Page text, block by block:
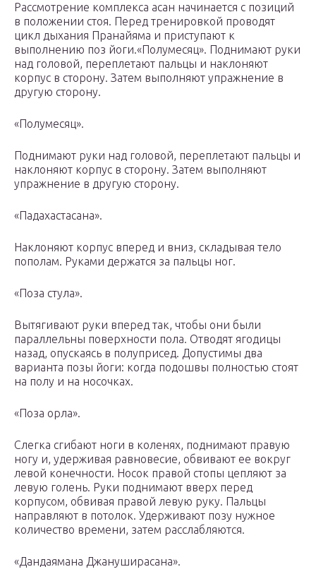
Рассмотрение комплекса асан начинается с позиций
в положении стоя. Перед тренировкой проводят
цикл дыхания Пранайяма и приступают к
выполнению поз йоги.«Полумесяц». Поднимают руки
над головой, переплетают пальцы и наклоняют
корпус в сторону. Затем выполняют упражнение в
другую сторону.
«Полумесяц».
Поднимают руки над головой, переплетают пальцы и
наклоняют корпус в сторону. Затем выполняют
упражнение в другую сторону.
«Падахастасана».
Наклоняют корпус вперед и вниз, складывая тело
пополам. Руками держатся за пальцы ног.
«Поза стула».
Вытягивают руки вперед так, чтобы они были
параллельны поверхности пола. Отводят ягодицы
назад, опускаясь в полуприсед. Допустимы два
варианта позы йоги: когда подошвы полностью стоят
на полу и на носочках.
«Поза орла».
Слегка сгибают ноги в коленях, поднимают правую
ногу и, удерживая равновесие, обвивают ее вокруг
левой конечности. Носок правой стопы цепляют за
левую голень. Руки поднимают вверх перед
корпусом, обвивая правой левую руку. Пальцы
направляют в потолок. Удерживают позу нужное
количество времени, затем расслабляются.
«Дандаямана Джануширасана».